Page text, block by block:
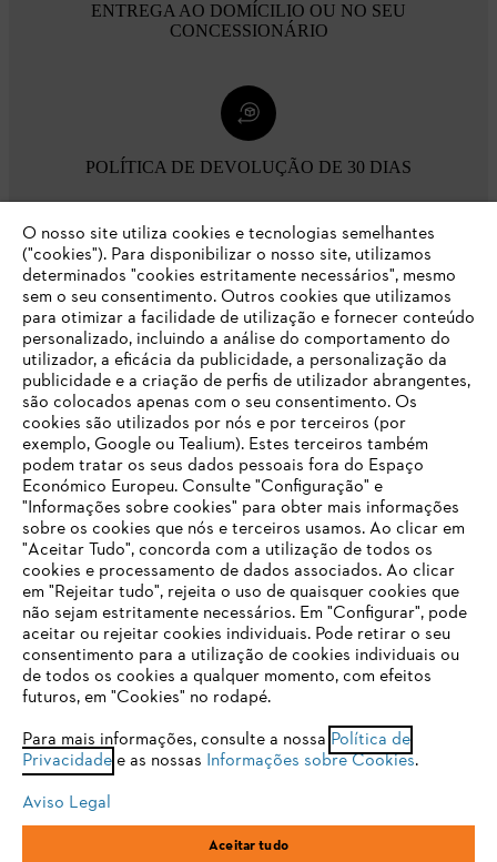
ENTREGA AO DOMÍCILIO OU NO SEU
CONCESSIONÁRIO
POLÍTICA DE DEVOLUÇÃO DE 30 DIAS
Opções de pagamento
Empresa
FAQs Loja Online
Contacto
Condições gerais de venda Proteção de Dados
Sobre nós
O SEU NAVEGADOR NÃO SUPORTA
ESTE WEBSITE
Está utilizar um navegador que ainda não suportamos. Para
obter o melhor uso de nosso site, recomendamos que altere
para um dos seguintes navegadores:
firefox chrome
safari edge
O nosso site utiliza cookies e tecnologias semelhantes
("cookies"). Para disponibilizar o nosso site, utilizamos
determinados "cookies estritamente necessários", mesmo
sem o seu consentimento. Outros cookies que utilizamos
para otimizar a facilidade de utilização e fornecer conteúdo
personalizado, incluindo a análise do comportamento do
utilizador, a eficácia da publicidade, a personalização da
publicidade e a criação de perfis de utilizador abrangentes,
são colocados apenas com o seu consentimento. Os
cookies são utilizados por nós e por terceiros (por
exemplo, Google ou Tealium). Estes terceiros também
podem tratar os seus dados pessoais fora do Espaço
Económico Europeu. Consulte "Configuração" e
"Informações sobre cookies" para obter mais informações
sobre os cookies que nós e terceiros usamos. Ao clicar em
"Aceitar Tudo", concorda com a utilização de todos os
cookies e processamento de dados associados. Ao clicar
em "Rejeitar tudo", rejeita o uso de quaisquer cookies que
não sejam estritamente necessários. Em "Configurar", pode
aceitar ou rejeitar cookies individuais. Pode retirar o seu
consentimento para a utilização de cookies individuais ou
de todos os cookies a qualquer momento, com efeitos
futuros, em "Cookies" no rodapé.
Para mais informações, consulte a nossa Política de
Privacidadee as nossas Informações sobre Cookies.
Aviso Legal
Aceitar tudo